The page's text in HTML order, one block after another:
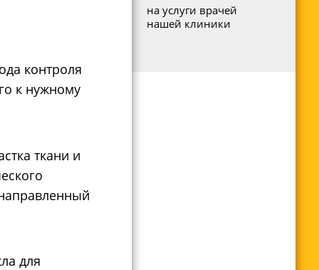
контроля
к нужному
ткани и
для
на услуги врачей
нашей клиники